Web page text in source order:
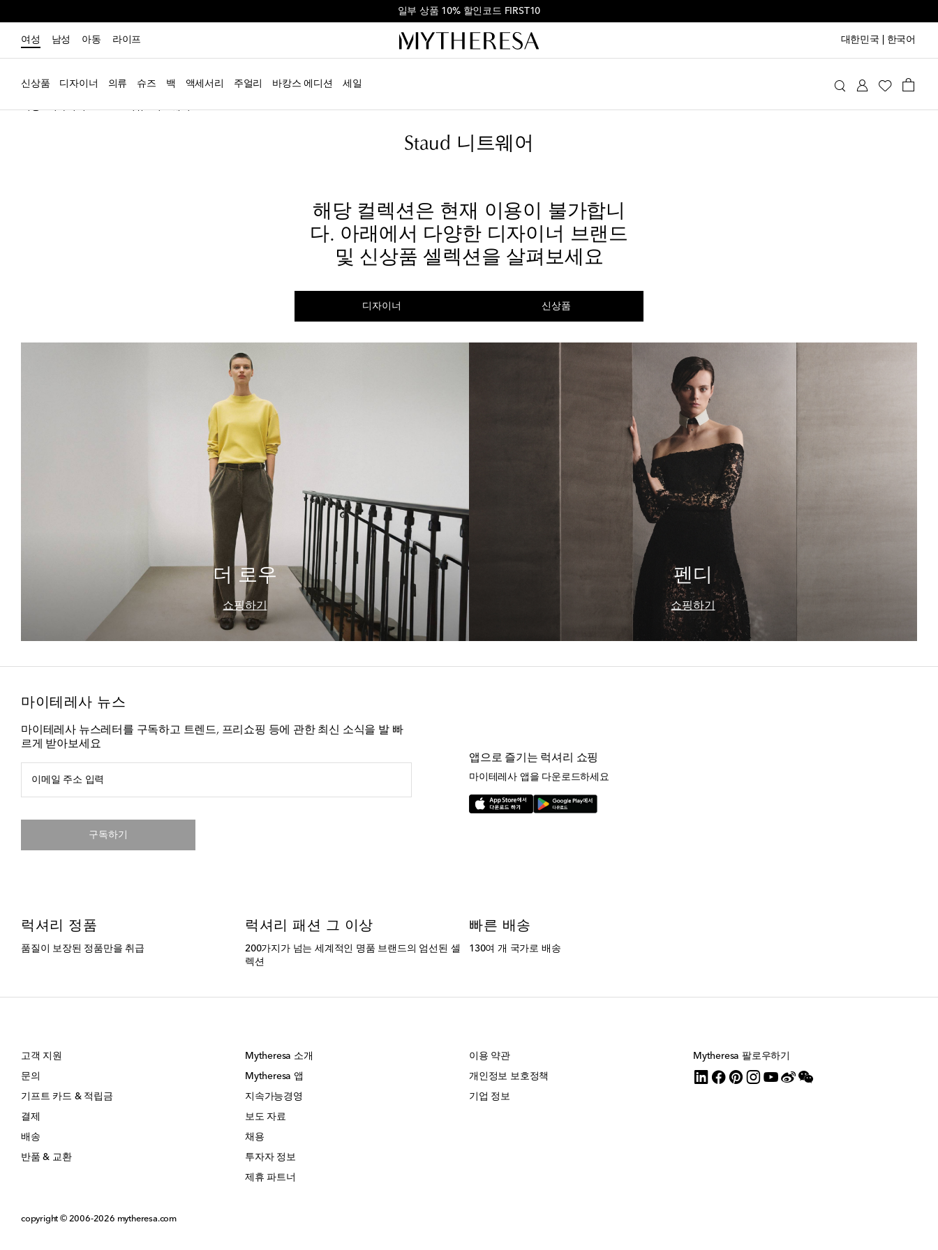
첫 주문 ₩900,000 이상 결제 시 10% 할인
여성 남성 아동 라이프 대한민국 한국어
신상품 디자이너 의류 슈즈 백 액세서리 주얼리 바캉스 에디션 세일
Staud 니트웨어
해당 컬렉션은 현재 이용이 불가합니
다. 아래에서 다양한 디자이너 브랜드
및 신상품 셀렉션을 살펴보세요
디자이너 신상품
더 로우
쇼핑하기
펜디
쇼핑하기
마이테레사 뉴스
마이테레사 뉴스레터를 구독하고 트렌드, 프리쇼핑 등에 관한 최신 소식을 발 빠
르게 받아보세요
이메일 주소 입력
구독하기
앱으로 즐기는 럭셔리 쇼핑
마이테레사 앱을 다운로드하세요
럭셔리 정품
품질이 보장된 정품만을 취급
럭셔리 패션 그 이상
200가지가 넘는 세계적인 명품 브랜드의 엄선된 셀
렉션
빠른 배송
130여 개 국가로 배송
고객 지원
문의
기프트 카드 & 적립금
결제
배송
반품 & 교환
Mytheresa 소개
Mytheresa 앱
지속가능경영
보도 자료
채용
투자자 정보
제휴 파트너
이용 약관
개인정보 보호정책
기업 정보
Mytheresa 팔로우하기
copyright © 2006-2026 mytheresa.com